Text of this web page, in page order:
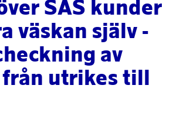
SAS kunder
väskan själv -
av
från utrikes till